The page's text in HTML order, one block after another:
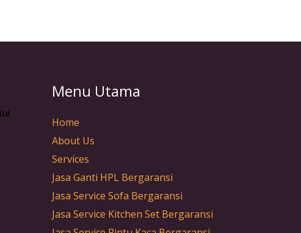
Menu Utama
Home
About Us
Services
Jasa Ganti HPL Bergaransi
Jasa Service Sofa Bergaransi
Jasa Service Kitchen Set Bergaransi